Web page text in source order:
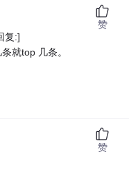
复:]
就top 几条。
赞
赞